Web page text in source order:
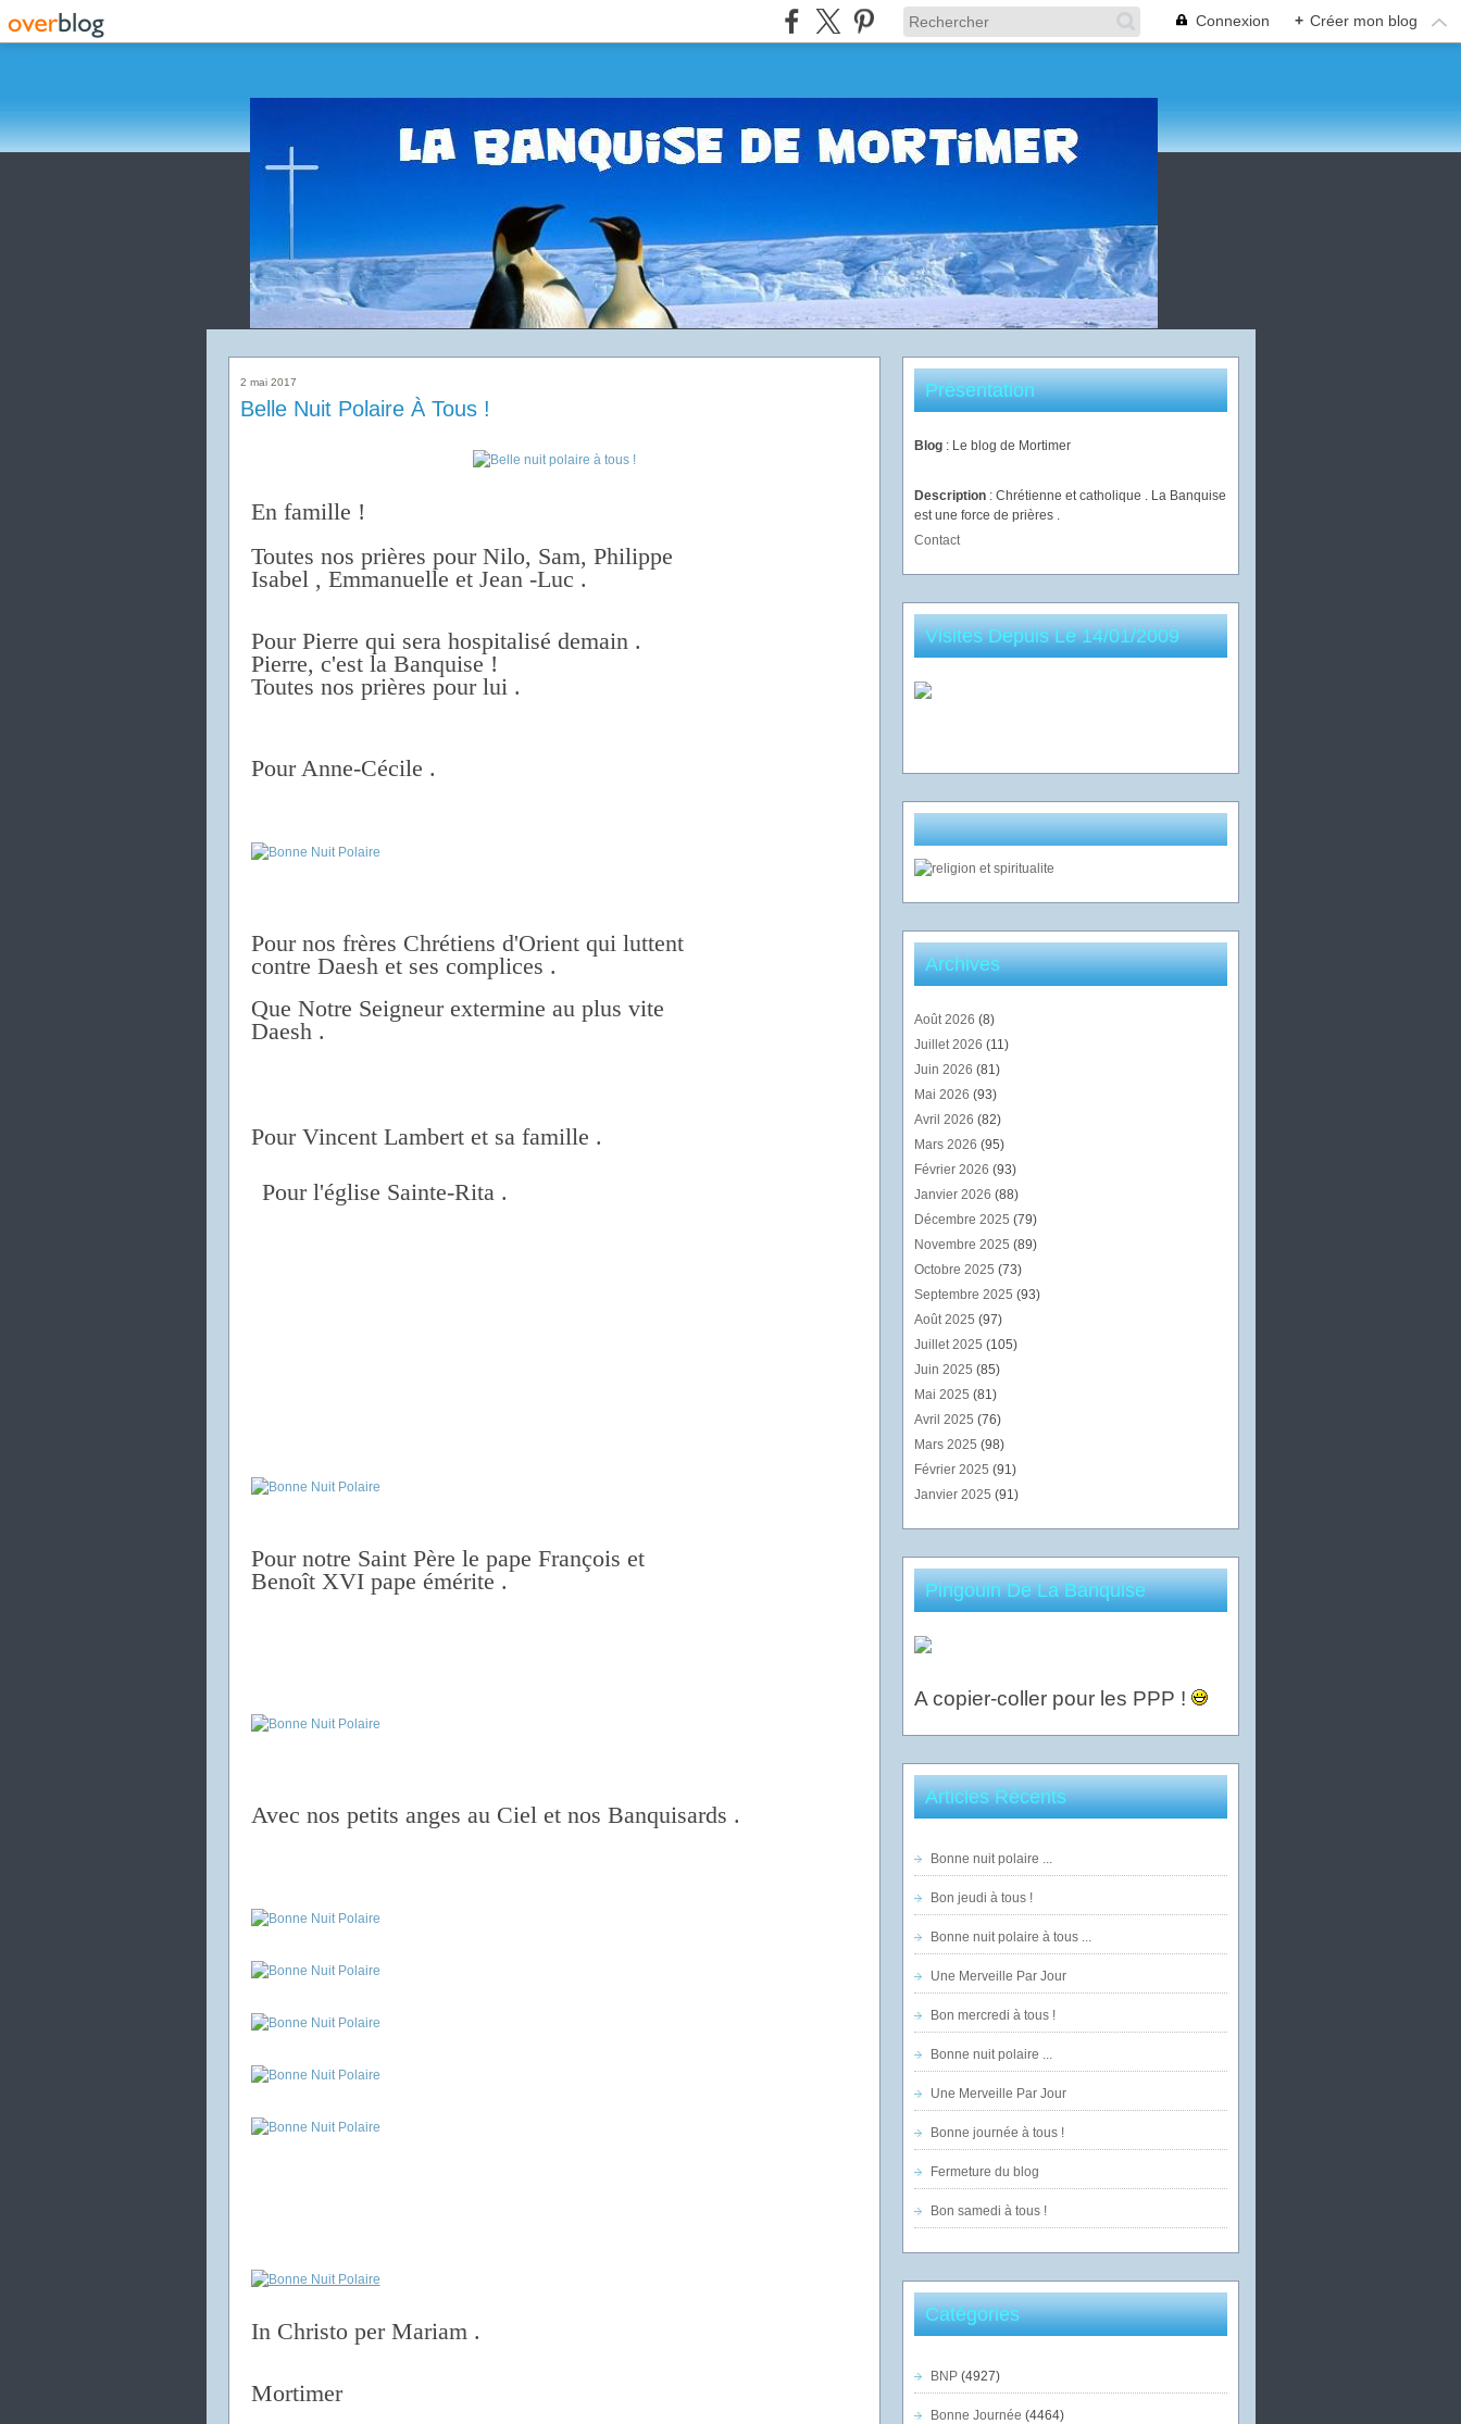
Connexion + Créer mon blog
2 mai 2017
Belle Nuit Polaire À Tous !
En famille !
Toutes nos prières pour Nilo, Sam, Philippe
Isabel , Emmanuelle et Jean -Luc .
Pour Pierre qui sera hospitalisé demain .
Pierre, c'est la Banquise !
Toutes nos prières pour lui .
Pour Anne-Cécile .
Pour nos frères Chrétiens d'Orient qui luttent
contre Daesh et ses complices .
Que Notre Seigneur extermine au plus vite
Daesh .
Pour Vincent Lambert et sa famille .
Pour l'église Sainte-Rita .
Pour notre Saint Père le pape François et
Benoît XVI pape émérite .
Avec nos petits anges au Ciel et nos Banquisards .
In Christo per Mariam .
Mortimer
Présentation
Blog : Le blog de Mortimer
Description : Chrétienne et catholique . La Banquise
est une force de prières .
Contact
Visites Depuis Le 14/01/2009
Archives
Août 2026 (8)
Juillet 2026 (11)
Juin 2026 (81)
Mai 2026 (93)
Avril 2026 (82)
Mars 2026 (95)
Février 2026 (93)
Janvier 2026 (88)
Décembre 2025 (79)
Novembre 2025 (89)
Octobre 2025 (73)
Septembre 2025 (93)
Août 2025 (97)
Juillet 2025 (105)
Juin 2025 (85)
Mai 2025 (81)
Avril 2025 (76)
Mars 2025 (98)
Février 2025 (91)
Janvier 2025 (91)
Pingouin De La Banquise
A copier-coller pour les PPP !
Articles Récents
Bonne nuit polaire ...
Bon jeudi à tous !
Bonne nuit polaire à tous ...
Une Merveille Par Jour
Bon mercredi à tous !
Bonne nuit polaire ...
Une Merveille Par Jour
Bonne journée à tous !
Fermeture du blog
Bon samedi à tous !
Catégories
BNP(4927)
Bonne Journée (4464)